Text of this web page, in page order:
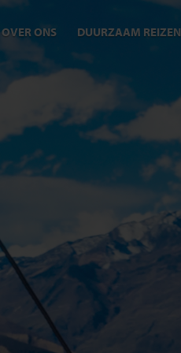
OVER ONS DUURZAAM REIZEN